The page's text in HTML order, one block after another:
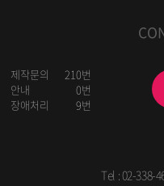
제작문의
210번
안내
0번
장애처리
9번
Tel :02-338-